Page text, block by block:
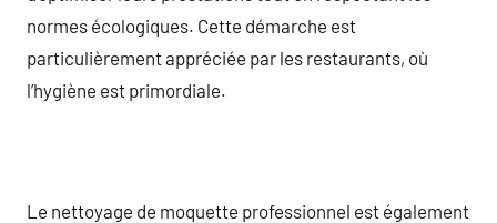
normes écologiques. Cette démarche est
particulièrement appréciée par les restaurants, où
l’hygiène est primordiale.
Le nettoyage de moquette professionnel est également